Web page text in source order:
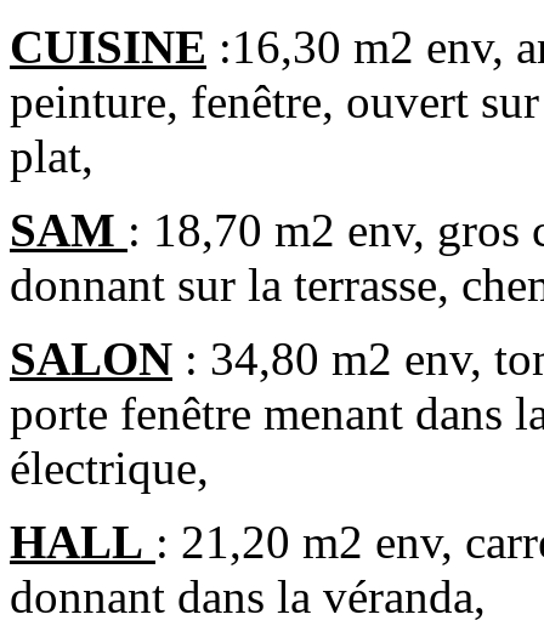
CUISINE :16,30 m2 env,
peinture, fenêtre, ouvert
plat,
SAM : 18,70 m2 env, gros
donnant sur la terrasse,
SALON : 34,80 m2 env,
porte fenêtre menant dans
électrique,
HALL : 21,20 m2 env,
donnant dans la véranda,